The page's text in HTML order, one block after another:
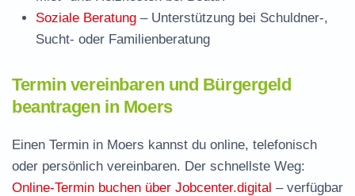
Soziale Beratung – Unterstützung bei Schuldner-,
Sucht- oder Familienberatung
Termin vereinbaren und Bürgergeld
beantragen in Moers
Einen Termin in Moers kannst du online, telefonisch
oder persönlich vereinbaren. Der schnellste Weg:
Online-Termin buchen über Jobcenter.digital – verfügbar